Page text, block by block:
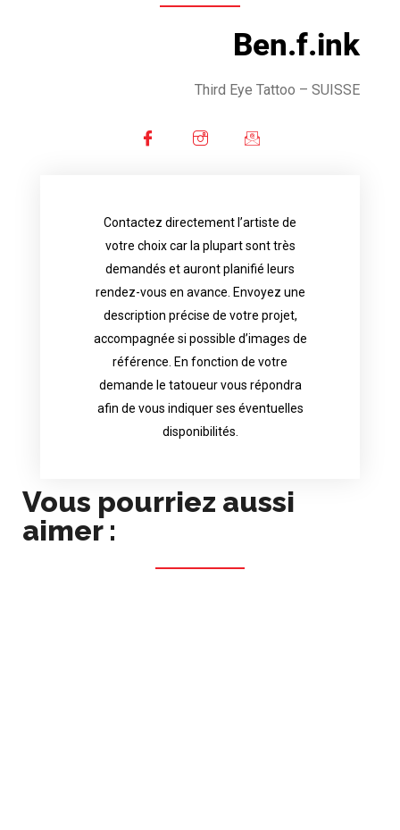
Ben.f.ink
Third Eye Tattoo – SUISSE
Contactez directement l’artiste de
votre choix car la plupart sont très
demandés et auront planifié leurs
rendez-vous en avance. Envoyez une
description précise de votre projet,
accompagnée si possible d’images de
référence. En fonction de votre
demande le tatoueur vous répondra
afin de vous indiquer ses éventuelles
disponibilités.
Contact directly the artist of your
choice because most are in great
appointments in advance. Send an
accurate description of your project, if
possible attached with reference
images. Depending your request, the
tattoo artist will answer to tell you his
Vous pourriez aussi
aimer :